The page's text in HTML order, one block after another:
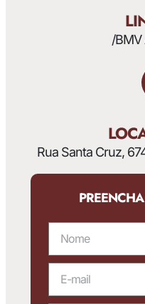
/
Rua Santa Cruz,